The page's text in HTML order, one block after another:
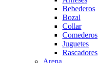
Bebederos
Bozal
Collar
Comederos
Juguetes
Rascadores
Arena